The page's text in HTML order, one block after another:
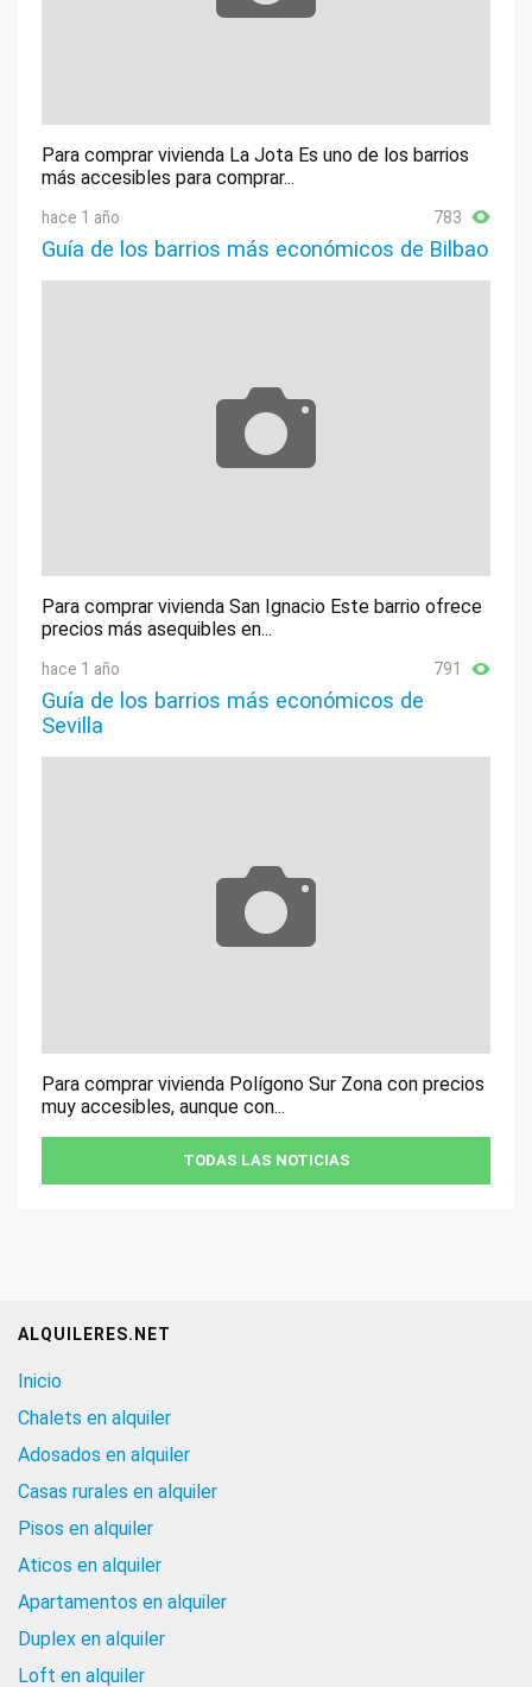
Para comprar vivienda La Jota Es uno de los barrios
más accesibles para comprar...
hace 1 año 783
Guía de los barrios más económicos de Bilbao
Para comprar vivienda San Ignacio Este barrio ofrece
precios más asequibles en...
hace 1 año 791
Guía de los barrios más económicos de
Sevilla
Para comprar vivienda Polígono Sur Zona con precios
muy accesibles, aunque con...
TODAS LAS NOTICIAS
ALQUILERES.NET
Inicio
Chalets en alquiler
Adosados en alquiler
Casas rurales en alquiler
Pisos en alquiler
Aticos en alquiler
Apartamentos en alquiler
Duplex en alquiler
Loft en alquiler